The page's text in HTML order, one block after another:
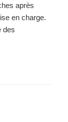
après
en charge.
des